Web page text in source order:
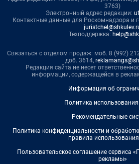
3763)
Электронный адрес редакции:
Контактные данные для Роскомнадзора и
Техподдержка:
Связаться с отделом продаж: моб. 8 (992)
доб. 3614,
Редакция сайта не несет
информации, содержащейся в
Информация об
Политика
Рекомендательные
Политика конфиденциальности и
правила
Пользовательское соглашение сервиса
рекламы»